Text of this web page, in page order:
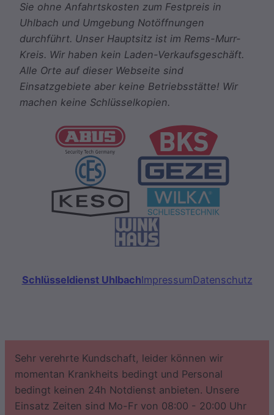
Sie ohne Anfahrtskosten zum Festpreis in
Uhlbach und Umgebung Notöffnungen
durchführt. Unser Hauptsitz ist im Rems-Murr-
Kreis. Wir haben kein Laden-Verkaufsgeschäft.
Alle Orte auf dieser Webseite sind
Einsatzgebiete aber keine Betriebsstätte! Wir
machen keine Schlüsselkopien.
Schlüsseldienst UhlbachImpressumDatenschutz
Sehr verehrte Kundschaft, leider können wir
momentan Krankheits bedingt und Personal
bedingt keinen 24h Notdienst anbieten. Unsere
Einsatz Zeiten sind Mo-Fr von 08:00 - 20:00 Uhr